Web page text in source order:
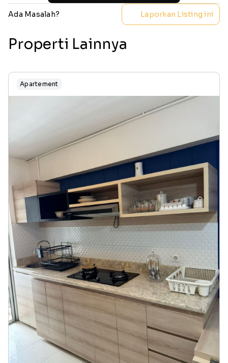
Ada Masalah? Laporkan Listing ini
Properti Lainnya
Apartement